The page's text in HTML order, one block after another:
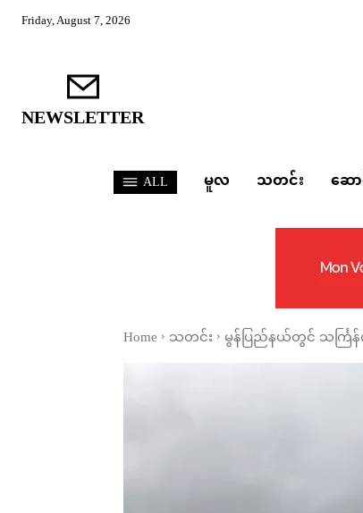
Friday, August 7, 2026
NEWSLETTER
ALL မူလ သတင်း ဆော
Home သတင်း မွန်ပြည်နယ်တွင် သင်္က